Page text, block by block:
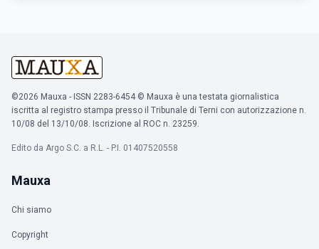
©2026 Mauxa - ISSN 2283-6454 © Mauxa è una testata giornalistica
iscritta al registro stampa presso il Tribunale di Terni con autorizzazione n.
10/08 del 13/10/08. Iscrizione al ROC n. 23259.
Edito da Argo S.C. a R.L. - P.I. 01407520558
Mauxa
Chi siamo
Copyright